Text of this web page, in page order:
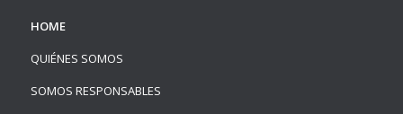
HOME
QUIÉNES SOMOS
SOMOS RESPONSABLES